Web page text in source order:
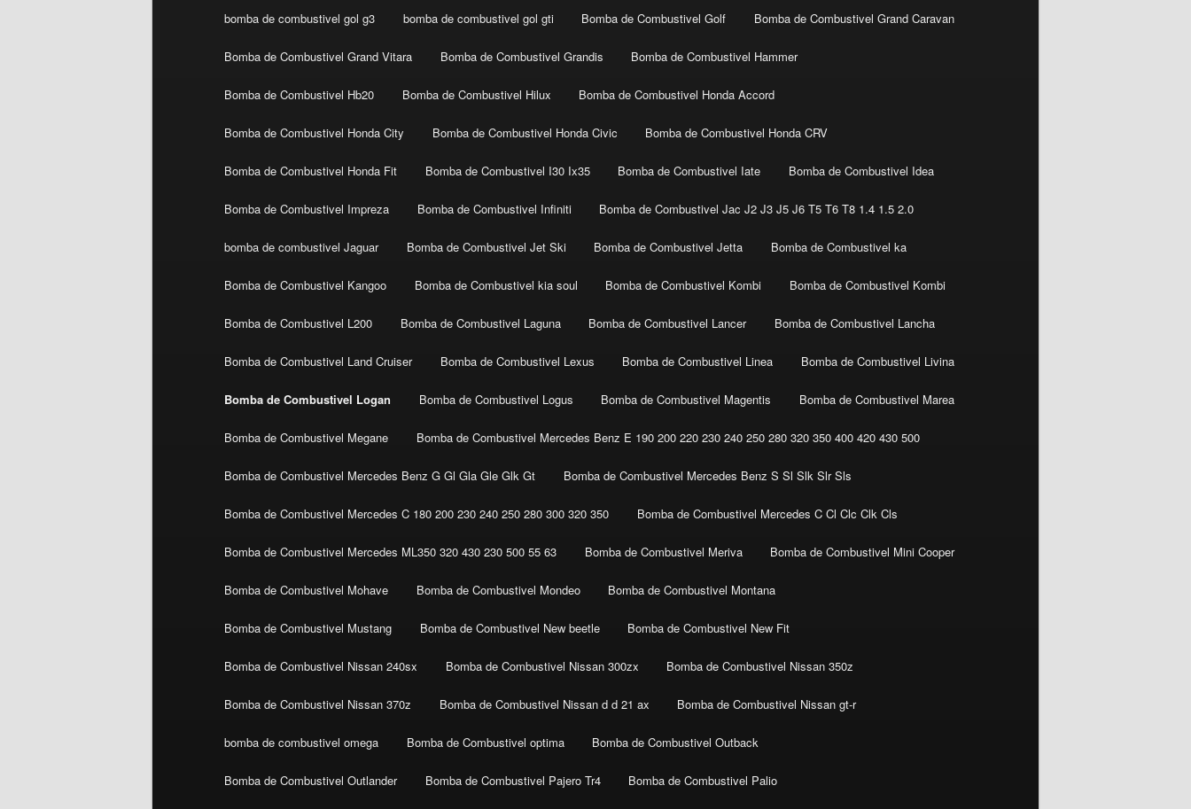
bomba de combustivel gol g3 bomba de combustivel gol gti Bomba de Combustivel Golf Bomba de Combustivel Grand Caravan
Bomba de Combustivel Grand Vitara Bomba de Combustivel Grandis Bomba de Combustivel Hammer
Bomba de Combustivel Hb20 Bomba de Combustivel Hilux Bomba de Combustivel Honda Accord
Bomba de Combustivel Honda City Bomba de Combustivel Honda Civic Bomba de Combustivel Honda CRV
Bomba de Combustivel Honda Fit Bomba de Combustivel I30 Ix35 Bomba de Combustivel Iate Bomba de Combustivel Idea
Bomba de Combustivel Impreza Bomba de Combustivel Infiniti Bomba de Combustivel Jac J2 J3 J5 J6 T5 T6 T8 1.4 1.5 2.0
bomba de combustivel Jaguar Bomba de Combustivel Jet Ski Bomba de Combustivel Jetta Bomba de Combustivel ka
Bomba de Combustivel Kangoo Bomba de Combustivel kia soul Bomba de Combustivel Kombi Bomba de Combustivel Kombi
Bomba de Combustivel L200 Bomba de Combustivel Laguna Bomba de Combustivel Lancer Bomba de Combustivel Lancha
Bomba de Combustivel Land Cruiser Bomba de Combustivel Lexus Bomba de Combustivel Linea Bomba de Combustivel Livina
Bomba de Combustivel Logan Bomba de Combustivel Logus Bomba de Combustivel Magentis Bomba de Combustivel Marea
Bomba de Combustivel Megane Bomba de Combustivel Mercedes Benz E 190 200 220 230 240 250 280 320 350 400 420 430 500
Bomba de Combustivel Mercedes Benz G Gl Gla Gle Glk Gt Bomba de Combustivel Mercedes Benz S Sl Slk Slr Sls
Bomba de Combustivel Mercedes C 180 200 230 240 250 280 300 320 350 Bomba de Combustivel Mercedes C Cl Clc Clk Cls
Bomba de Combustivel Mercedes ML350 320 430 230 500 55 63 Bomba de Combustivel Meriva Bomba de Combustivel Mini Cooper
Bomba de Combustivel Mohave Bomba de Combustivel Mondeo Bomba de Combustivel Montana
Bomba de Combustivel Mustang Bomba de Combustivel New beetle Bomba de Combustivel New Fit
Bomba de Combustivel Nissan 240sx Bomba de Combustivel Nissan 300zx Bomba de Combustivel Nissan 350z
Bomba de Combustivel Nissan 370z Bomba de Combustivel Nissan d d 21 ax Bomba de Combustivel Nissan gt-r
bomba de combustivel omega Bomba de Combustivel optima Bomba de Combustivel Outback
Bomba de Combustivel Outlander Bomba de Combustivel Pajero Tr4 Bomba de Combustivel Palio